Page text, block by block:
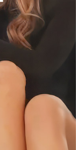
0
feine Nähte